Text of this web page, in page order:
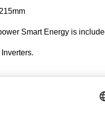
Smart Energy is